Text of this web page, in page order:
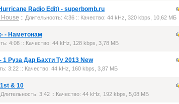
Radio Edit) - superbomb.ru
:: Длительность: 4:36 :: Качество: 44 kHz, 320 kbps, 10,62 МБ
- Наметонам
4:08 :: Качество: 44 kHz, 128 kbps, 3,78 МБ
1 Руза Дар Бахти Ту 2013 New
3:22 :: Качество: 44 kHz, 160 kbps, 3,87 МБ
& 10
Длительность: 3:42 :: Качество: 44 kHz, 192 kbps, 5,08 МБ